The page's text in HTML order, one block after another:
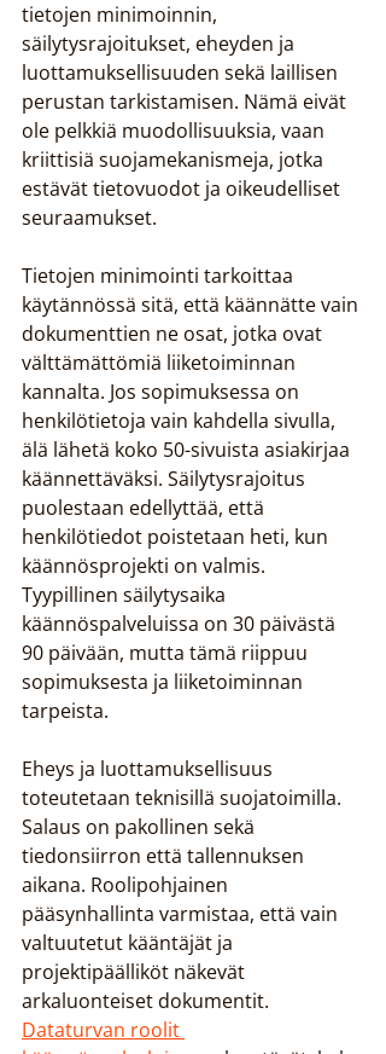
tietojen minimoinnin,
säilytysrajoitukset, eheyden ja
luottamuksellisuuden sekä laillisen
perustan tarkistamisen. Nämä eivät
ole pelkkiä muodollisuuksia, vaan
kriittisiä suojamekanismeja, jotka
estävät tietovuodot ja oikeudelliset
seuraamukset.
Tietojen minimointi tarkoittaa
käytännössä sitä, että käännätte vain
dokumenttien ne osat, jotka ovat
välttämättömiä liiketoiminnan
kannalta. Jos sopimuksessa on
henkilötietoja vain kahdella sivulla,
älä lähetä koko 50-sivuista asiakirjaa
käännettäväksi. Säilytysrajoitus
puolestaan edellyttää, että
henkilötiedot poistetaan heti, kun
käännösprojekti on valmis.
Tyypillinen säilytysaika
käännöspalveluissa on 30 päivästä
90 päivään, mutta tämä riippuu
sopimuksesta ja liiketoiminnan
tarpeista.
Eheys ja luottamuksellisuus
toteutetaan teknisillä suojatoimilla.
Salaus on pakollinen sekä
tiedonsiirron että tallennuksen
aikana. Roolipohjainen
pääsynhallinta varmistaa, että vain
valtuutetut kääntäjät ja
projektipäälliköt näkevät
arkaluonteiset dokumentit.
Dataturvan roolit